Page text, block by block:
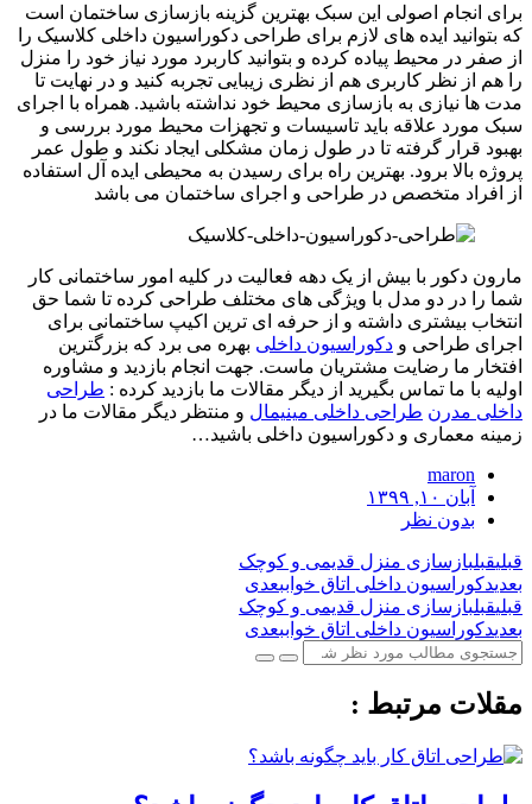
برای انجام اصولی این سبک بهترین گزینه بازسازی ساختمان است
که بتوانید ایده های لازم برای طراحی دکوراسیون داخلی کلاسیک را
از صفر در محیط پیاده کرده و بتوانید کاربرد مورد نیاز خود را منزل
را هم از نظر کاربری هم از نظری زیبایی تجربه کنید و در نهایت تا
مدت ها نیازی به بازسازی محیط خود نداشته باشید. همراه با اجرای
سبک مورد علاقه باید تاسیسات و تجهزات محیط مورد بررسی و
بهبود قرار گرفته تا در طول زمان مشکلی ایجاد نکند و طول عمر
پروژه بالا برود. بهترین راه برای رسیدن به محیطی ایده آل استفاده
از افراد متخصص در طراحی و اجرای ساختمان می باشد
مارون دکور با بیش از یک دهه فعالیت در کلیه امور ساختمانی کار
شما را در دو مدل با ویژگی های مختلف طراحی کرده تا شما حق
انتخاب بیشتری داشته و از حرفه ای ترین اکیپ ساختمانی برای
اجرای طراحی و دکوراسیون داخلی بهره می برد که بزرگترین
افتخار ما رضایت مشتریان ماست. جهت انجام بازدید و مشاوره
اولیه با ما تماس بگیرید از دیگر مقالات ما بازدید کرده : طراحی
داخلی مدرن طراحی داخلی مینیمال و منتظر دیگر مقالات ما در
زمینه معماری و دکوراسیون داخلی باشید…
maron
آبان ۱۰, ۱۳۹۹
بدون نظر
قبلیقبلبازسازی منزل قدیمی و کوچک
بعدیدکوراسیون داخلی اتاق خواببعدی
قبلیقبلبازسازی منزل قدیمی و کوچک
بعدیدکوراسیون داخلی اتاق خواببعدی
مقلات مرتبط :